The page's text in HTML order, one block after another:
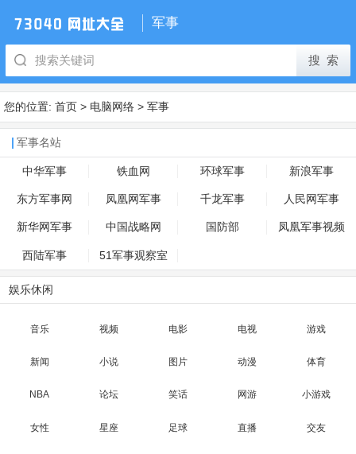
军事
您的位置: 首页 > 电脑网络 > 军事
军事名站
中华军事 铁血网 环球军事 新浪军事
东方军事网 凤凰网军事 千龙军事 人民网军事
新华网军事 中国战略网 国防部 凤凰军事视频
西陆军事 51军事观察室
娱乐休闲
音乐 视频 电影 电视 游戏
新闻 小说 图片 动漫 体育
NBA 论坛 笑话 网游 小游戏
女性 星座 足球 直播 交友